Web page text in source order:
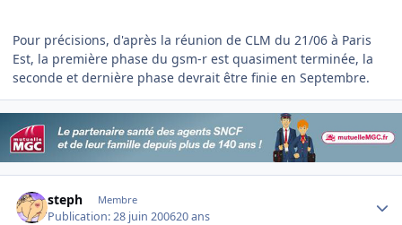
Pour précisions, d'après la réunion de CLM du 21/06 à Paris
Est, la première phase du gsm-r est quasiment terminée, la
seconde et dernière phase devrait être finie en Septembre.
steph Membre
Publication:28 juin 200620 ans